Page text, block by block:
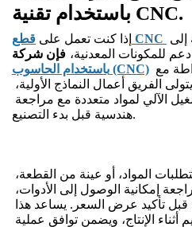
باستخدام تقنية CNC.
إذا كنت تعمل على
دعم للمكونات المعدنية،
باستخدام الحاسوب (CNC)
هندسية قبل بدء التصنيع.